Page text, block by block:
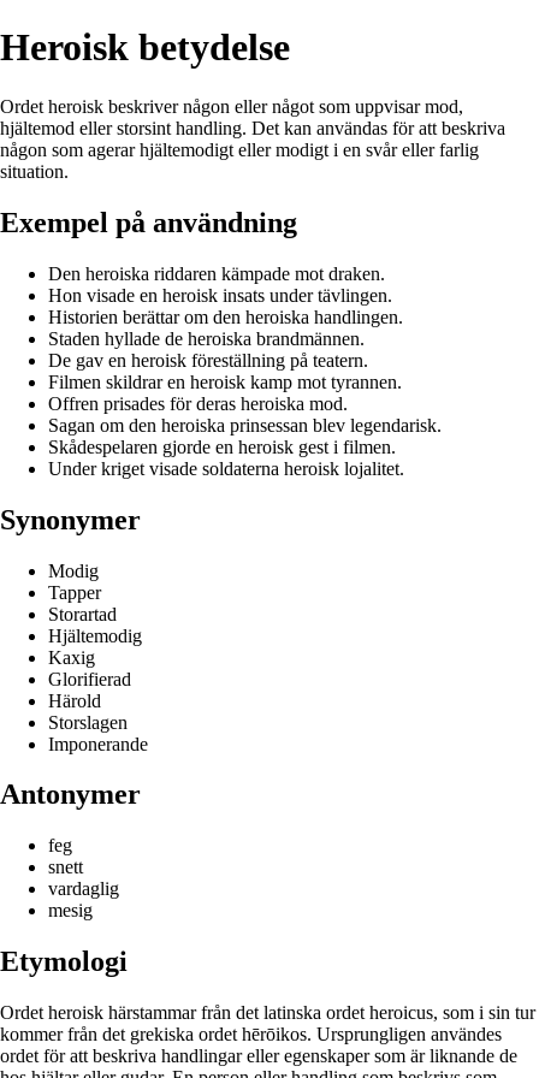
Heroisk betydelse
Ordet heroisk beskriver någon eller något som uppvisar mod,
hjältemod eller storsint handling. Det kan användas för att beskriva
någon som agerar hjältemodigt eller modigt i en svår eller farlig
situation.
Exempel på användning
Den heroiska riddaren kämpade mot draken.
Hon visade en heroisk insats under tävlingen.
Historien berättar om den heroiska handlingen.
Staden hyllade de heroiska brandmännen.
De gav en heroisk föreställning på teatern.
Filmen skildrar en heroisk kamp mot tyrannen.
Offren prisades för deras heroiska mod.
Sagan om den heroiska prinsessan blev legendarisk.
Skådespelaren gjorde en heroisk gest i filmen.
Under kriget visade soldaterna heroisk lojalitet.
Synonymer
Modig
Tapper
Storartad
Hjältemodig
Kaxig
Glorifierad
Härold
Storslagen
Imponerande
Antonymer
feg
snett
vardaglig
mesig
Etymologi
Ordet heroisk härstammar från det latinska ordet heroicus, som i sin tur
kommer från det grekiska ordet hērōikos. Ursprungligen användes
ordet för att beskriva handlingar eller egenskaper som är liknande de